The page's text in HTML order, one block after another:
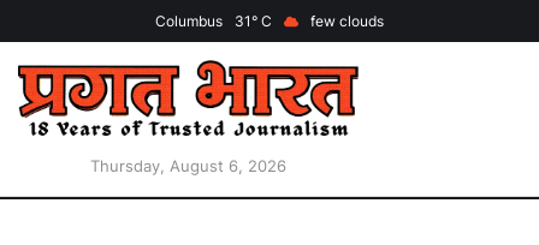
Columbus 31 few clouds
Thursday, August 6, 2026